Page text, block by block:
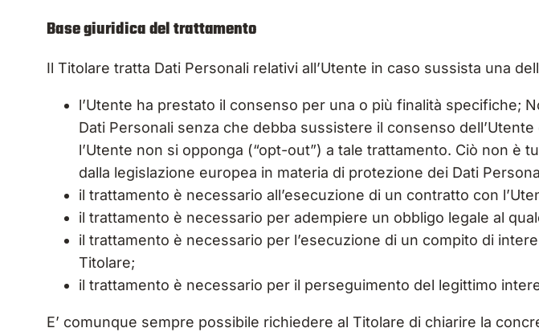
Base giuridica del trattamento
Il Titolare tratta Dati Personali relativi all’Utente in caso sussista una
l’Utente ha prestato il consenso per una o più finalità specifiche;
Dati Personali senza che debba sussistere il consenso
l’Utente non si opponga (“opt-out”) a tale trattamento. Ciò non è
dalla legislazione europea in materia di protezione dei Dati
il trattamento è necessario all’esecuzione di un contratto con
il trattamento è necessario per adempiere un obbligo legale al
il trattamento è necessario per l’esecuzione di un compito di
Titolare;
il trattamento è necessario per il perseguimento del legittimo
E’ comunque sempre possibile richiedere al Titolare di chiarire la